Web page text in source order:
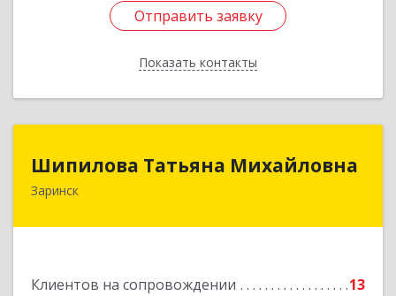
Отправить заявку
Показать контакты
Отправить заявку
Назад
Шипилова Татьяна Михайловна
Заринск
Клиентов на сопровождении 13
Шипилова Татьяна Михайловна